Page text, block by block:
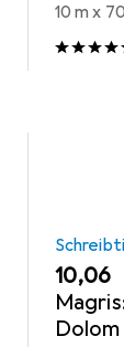
10 m x
EUR
10,06
Dolom